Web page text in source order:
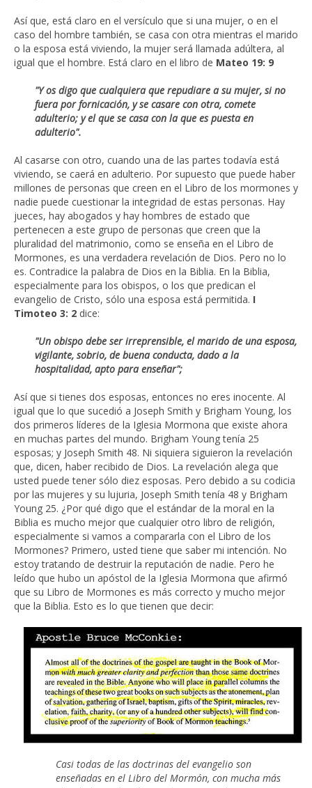
Así que, está claro en el versículo que si una mujer, o en el
caso del hombre también, se casa con otra mientras el marido
o la esposa está viviendo, la mujer será llamada adúltera, al
igual que el hombre. Está claro en el libro de Mateo 19: 9
"Y os digo que cualquiera que repudiare a su mujer, si no
fuera por fornicación, y se casare con otra, comete
adulterio; y el que se casa con la que es puesta en
adulterio".
Al casarse con otro, cuando una de las partes todavía está
viviendo, se caerá en adulterio. Por supuesto que puede haber
millones de personas que creen en el Libro de los mormones y
nadie puede cuestionar la integridad de estas personas. Hay
jueces, hay abogados y hay hombres de estado que
pertenecen a este grupo de personas que creen que la
pluralidad del matrimonio, como se enseña en el Libro de
Mormones, es una verdadera revelación de Dios. Pero no lo
es. Contradice la palabra de Dios en la Biblia. En la Biblia,
especialmente para los obispos, o los que predican el
evangelio de Cristo, sólo una esposa está permitida. I
Timoteo 3: 2 dice:
"Un obispo debe ser irreprensible, el marido de una esposa,
vigilante, sobrio, de buena conducta, dado a la
hospitalidad, apto para enseñar";
Así que si tienes dos esposas, entonces no eres inocente. Al
igual que lo que sucedió a Joseph Smith y Brigham Young, los
dos primeros líderes de la Iglesia Mormona que existe ahora
en muchas partes del mundo. Brigham Young tenía 25
esposas; y Joseph Smith 48. Ni siquiera siguieron la revelación
que, dicen, haber recibido de Dios. La revelación alega que
usted puede tener sólo diez esposas. Pero debido a su codicia
por las mujeres y su lujuria, Joseph Smith tenía 48 y Brigham
Young 25. ¿Por qué digo que el estándar de la moral en la
Biblia es mucho mejor que cualquier otro libro de religión,
especialmente si vamos a compararla con el Libro de los
Mormones? Primero, usted tiene que saber mi intención. No
estoy tratando de destruir la reputación de nadie. Pero he
leído que hubo un apóstol de la Iglesia Mormona que afirmó
que su Libro de Mormones es más correcto y mucho mejor
que la Biblia. Esto es lo que tienen que decir:
Casi todas de las doctrinas del evangelio son
enseñadas en el Libro del Mormón, con mucha más